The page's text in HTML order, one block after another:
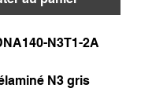
N3T1-2A
N3 gris